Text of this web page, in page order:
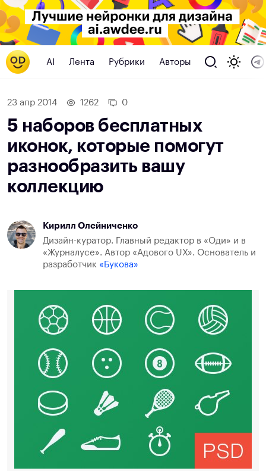
AI Лента Рубрики Авторы
23 апр 2014 1262 0
5 наборов бесплатных
иконок, которые помогут
разнообразить вашу
коллекцию
Кирилл Олейниченко
Дизайн-куратор. Главный редактор в «Оди» и в
«Журналусе». Автор «Адового UX». Основатель и
разработчик «Букова»